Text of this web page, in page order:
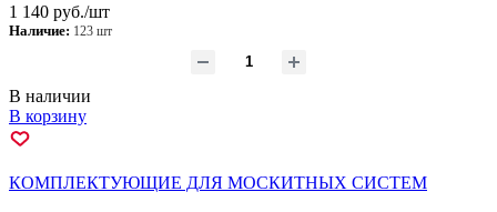
1 140 руб./шт
Наличие: 123 шт
В наличии
В корзину
КОМПЛЕКТУЮЩИЕ ДЛЯ МОСКИТНЫХ СИСТЕМ